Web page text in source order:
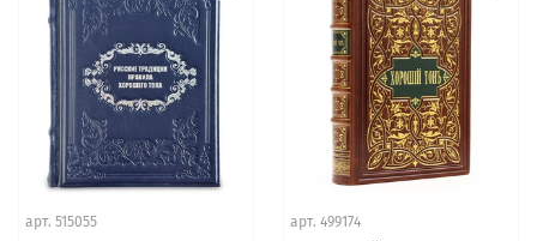
арт. 515055 арт. 499174